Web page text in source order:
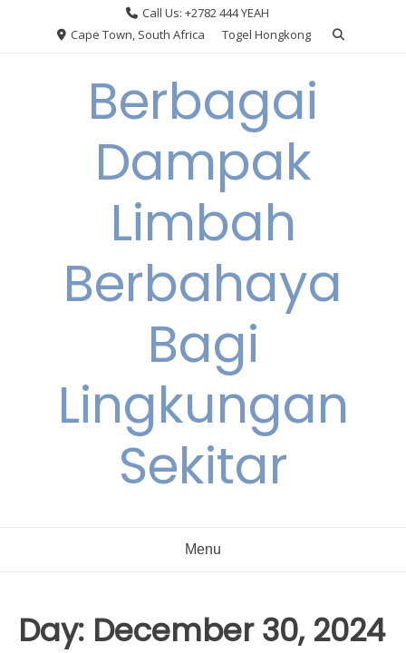
Call Us: +2782 444 YEAH
Cape Town, South Africa
Togel Hongkong
Berbagai
Dampak
Limbah
Berbahaya
Bagi
Lingkungan
Sekitar
Menu
Day: December 30, 2024